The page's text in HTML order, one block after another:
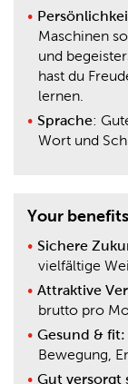
Maschinen
und
hast du
lernen.
Sprache:
Wort und
Your benefits
Sichere
vielfältige
Attraktive
brutto pro
Gesund & fit:
Bewegung,
Gut versorgt